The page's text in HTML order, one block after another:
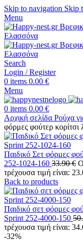
Skip to navigation Skip
Menu
Search
Login / Register
0 items 0.00 €
Menu
0 items 0.00 €
Αρχική σελίδα Ρούχα
φόρμες φούτερ
Παιδικό Σετ φόρμες
252-1024-160 33.90€
τρέχουσα τιμή είναι:
Back to products
Παιδικό σετ φόρμες
Sprint 252-4000-150
τρέχουσα τιμή είναι:
-32%